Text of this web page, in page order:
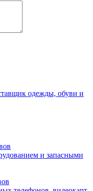
одежды, обуви и
и запасными